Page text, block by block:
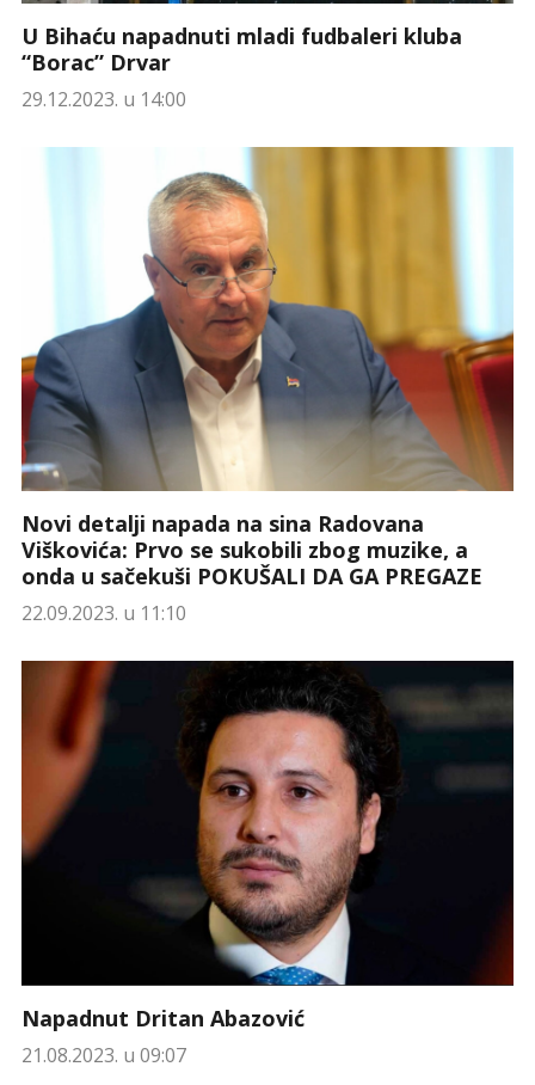
U Bihaću napadnuti mladi fudbaleri kluba
“Borac” Drvar
29.12.2023. u 14:00
Novi detalji napada na sina Radovana
Viškovića: Prvo se sukobili zbog muzike, a
onda u sačekuši POKUŠALI DA GA PREGAZE
22.09.2023. u 11:10
Napadnut Dritan Abazović
21.08.2023. u 09:07